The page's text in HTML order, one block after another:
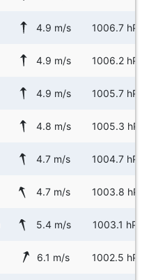
4.9 m/s 1006.7 hPa
4.9 m/s 1006.2 hPa
4.9 m/s 1005.7 hPa
4.8 m/s 1005.3 hPa
4.7 m/s 1004.7 hPa
4.7 m/s 1003.8 hPa
5.4 m/s 1003.1 hPa
6.1 m/s 1002.5 hPa